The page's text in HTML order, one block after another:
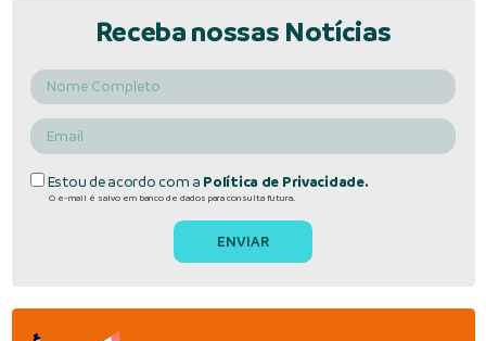
Receba nossas Notícias
Estou de acordo com a Política de Privacidade.
O e-mail é salvo em banco de dados para consulta futura.